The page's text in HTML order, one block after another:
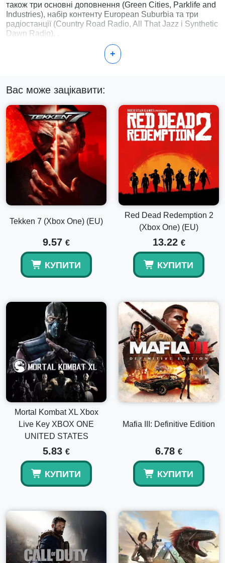
також три основні доповнення (Green Cities, Parklife and
Industries), набір контенту European Suburbia та три
радіостанції (Country Road Radio, All That Jazz і Synthetic
Dawn Radio). .
+
Вас може зацікавити:
Tekken 7 (Xbox One) (EU)
9.57 €
КУПИТИ
Red Dead Redemption 2
(Xbox One) (EU)
13.22 €
КУПИТИ
Mortal Kombat XL Xbox
Live Key XBOX ONE
UNITED STATES
5.83 €
КУПИТИ
Mafia III: Definitive Edition
6.78 €
КУПИТИ